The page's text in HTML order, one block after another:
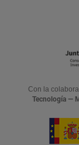
Con la
Tecnología —